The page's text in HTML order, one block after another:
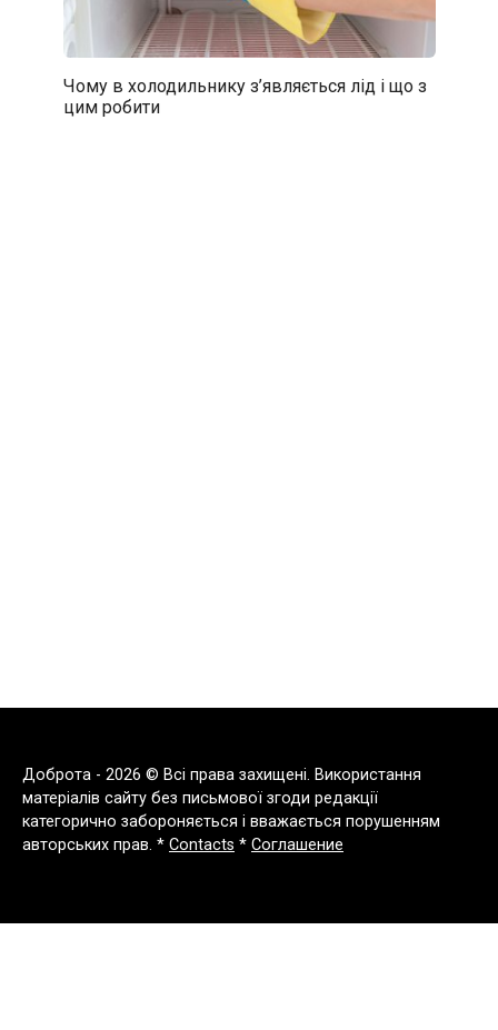
Чому в холодильнику з’являється лід і що з
цим робити
Доброта - 2026 © Всі права захищені. Використання
матеріалів сайту без письмової згоди редакції
категорично забороняється і вважається порушенням
авторських прав. * Contacts * Соглашение